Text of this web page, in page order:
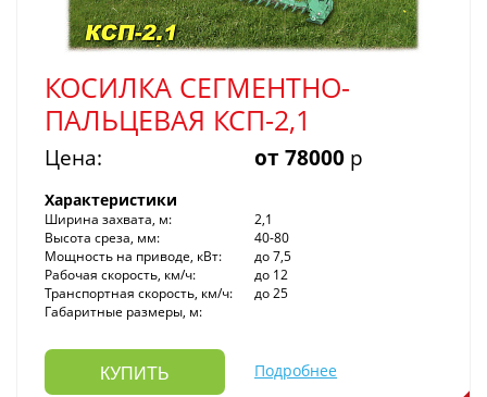
КОСИЛКА СЕГМЕНТНО-
ПАЛЬЦЕВАЯ КСП-2,1
Цена: от 78000 р
Характеристики
Ширина захвата, м:
2,1
Высота среза, мм:
40-80
Мощность на приводе, кВт:
до 7,5
Рабочая скорость, км/ч:
до 12
Транспортная скорость, км/ч:
до 25
Габаритные размеры, м:
КУПИТЬ Подробнее